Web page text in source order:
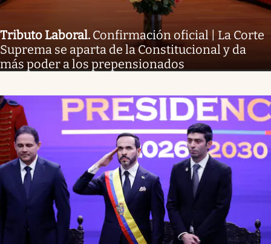
Tributo Laboral. Confirmación oficial | La Corte
Suprema se aparta de la Constitucional y da
más poder a los prepensionados